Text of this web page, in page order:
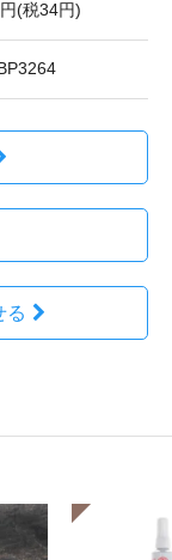
(税34円)
BP3264
る